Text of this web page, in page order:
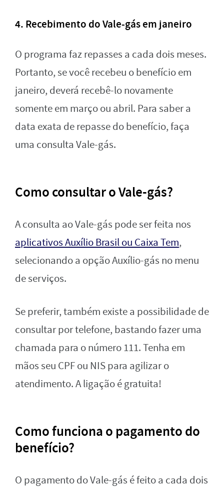
4. Recebimento do Vale-gás em janeiro
O programa faz repasses a cada dois meses.
Portanto, se você recebeu o benefício em
janeiro, deverá recebê-lo novamente
somente em março ou abril. Para saber a
data exata de repasse do benefício, faça
uma consulta Vale-gás.
Como consultar o Vale-gás?
A consulta ao Vale-gás pode ser feita nos
aplicativos Auxílio Brasil ou Caixa Tem,
selecionando a opção Auxílio-gás no menu
de serviços.
Se preferir, também existe a possibilidade de
consultar por telefone, bastando fazer uma
chamada para o número 111. Tenha em
mãos seu CPF ou NIS para agilizar o
atendimento. A ligação é gratuita!
Como funciona o pagamento do
benefício?
O pagamento do Vale-gás é feito a cada dois